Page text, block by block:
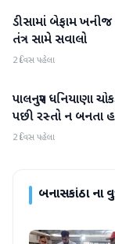
બનાસકાંઠા
ડીસામાં બેફામ ખનીજ
તંત્ર સામે સવાલો
2 દિવસ પહેલા
બનાસકાંઠા
પાલનપુર ધનિયાણા
પછી રસ્તો ન બનતા
2 દિવસ પહેલા
બનાસકાંઠાના